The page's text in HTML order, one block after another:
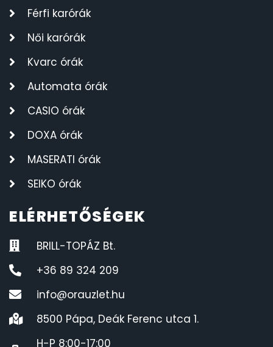
Férfi karórák
Női karórák
Kvarc órák
Automata órák
CASIO órák
DOXA órák
MASERATI órák
SEIKO órák
ELÉRHETŐSÉGEK
BRILL-TOPÁZ Bt.
+36 89 324 209
info@orauzlet.hu
8500 Pápa, Deák Ferenc utca 1.
H-P 8:00-17:00